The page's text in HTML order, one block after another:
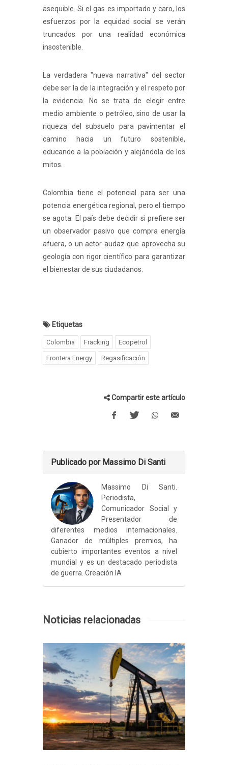
asequible. Si el gas es importado y caro, los
esfuerzos por la equidad social se verán
truncados por una realidad económica
insostenible.
La verdadera "nueva narrativa" del sector
debe ser la de la integración y el respeto por
la evidencia. No se trata de elegir entre
medio ambiente o petróleo, sino de usar la
riqueza del subsuelo para pavimentar el
camino hacia un futuro sostenible,
educando a la población y alejándola de los
mitos.
Colombia tiene el potencial para ser una
potencia energética regional, pero el tiempo
se agota. El país debe decidir si prefiere ser
un observador pasivo que compra energía
afuera, o un actor audaz que aprovecha su
geología con rigor científico para garantizar
el bienestar de sus ciudadanos.
Etiquetas
Colombia Fracking Ecopetrol
Frontera Energy Regasificación
Compartir este artículo
Publicado por Massimo Di Santi
Massimo Di Santi.
Periodista,
Comunicador Social y
Presentador de
diferentes medios internacionales.
Ganador de múltiples premios, ha
cubierto importantes eventos a nivel
mundial y es un destacado periodista
de guerra. Creación IA
Noticias relacionadas